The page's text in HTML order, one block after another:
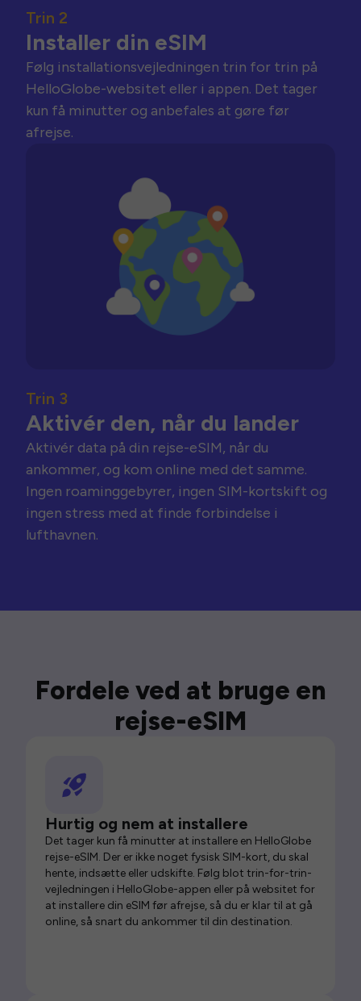
Trin 2
Installer din eSIM
Følg installationsvejledningen trin for trin på
HelloGlobe-websitet eller i appen. Det tager
kun få minutter og anbefales at gøre før
afrejse.
Trin 3
Aktivér den, når du lander
Aktivér data på din rejse-eSIM, når du
ankommer, og kom online med det samme.
Ingen roaminggebyrer, ingen SIM-kortskift og
ingen stress med at finde forbindelse i
lufthavnen.
Fordele ved at bruge en
rejse-eSIM
Hurtig og nem at installere
Det tager kun få minutter at installere en HelloGlobe
rejse-eSIM. Der er ikke noget fysisk SIM-kort, du skal
hente, indsætte eller udskifte. Følg blot trin-for-trin-
vejledningen i HelloGlobe-appen eller på websitet for
at installere din eSIM før afrejse, så du er klar til at gå
online, så snart du ankommer til din destination.